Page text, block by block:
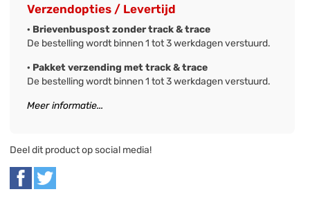
Verzendopties / Levertijd
· Brievenbuspost zonder track & trace
De bestelling wordt binnen 1 tot 3 werkdagen verstuurd.
· Pakket verzending met track & trace
De bestelling wordt binnen 1 tot 3 werkdagen verstuurd.
Meer informatie...
Deel dit product op social media!